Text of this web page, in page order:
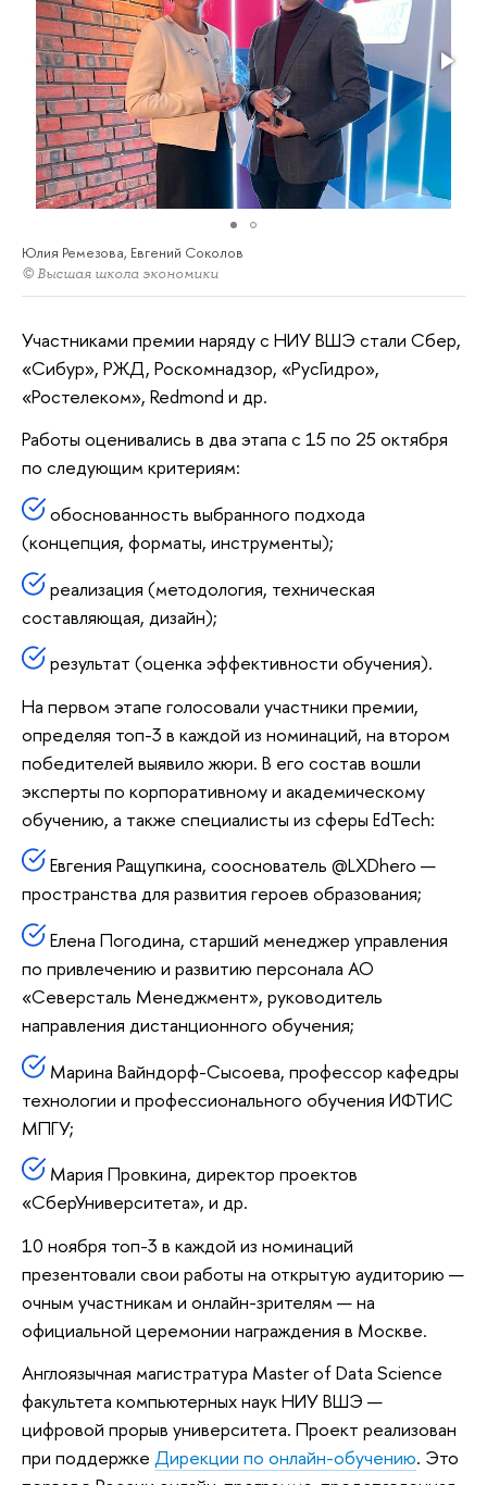
Юлия Ремезова, Евгений Соколов
© Высшая школа экономики
Участниками премии наряду с НИУ ВШЭ стали Сбер,
«Сибур», РЖД, Роскомнадзор, «РусГидро»,
«Ростелеком», Redmond и др.
Работы оценивались в два этапа с 15 по 25 октября
по следующим критериям:
обоснованность выбранного подхода
(концепция, форматы, инструменты);
реализация (методология, техническая
составляющая, дизайн);
результат (оценка эффективности обучения).
На первом этапе голосовали участники премии,
определяя топ-3 в каждой из номинаций, на втором
победителей выявило жюри. В его состав вошли
эксперты по корпоративному и академическому
обучению, а также специалисты из сферы EdTech:
Евгения Ращупкина, сооснователь @LXDhero —
пространства для развития героев образования;
Елена Погодина, старший менеджер управления
по привлечению и развитию персонала АО
«Северсталь Менеджмент», руководитель
направления дистанционного обучения;
Марина Вайндорф-Сысоева, профессор кафедры
технологии и профессионального обучения ИФТИС
МПГУ;
Мария Провкина, директор проектов
«СберУниверситета», и др.
10 ноября топ-3 в каждой из номинаций
презентовали свои работы на открытую аудиторию —
очным участникам и онлайн-зрителям — на
официальной церемонии награждения в Москве.
Англоязычная магистратура Master of Data Science
факультета компьютерных наук НИУ ВШЭ —
цифровой прорыв университета. Проект реализован
при поддержке Дирекции по онлайн-обучению. Это